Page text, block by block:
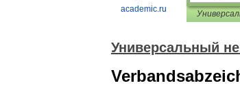
academic.ru
Универсальный